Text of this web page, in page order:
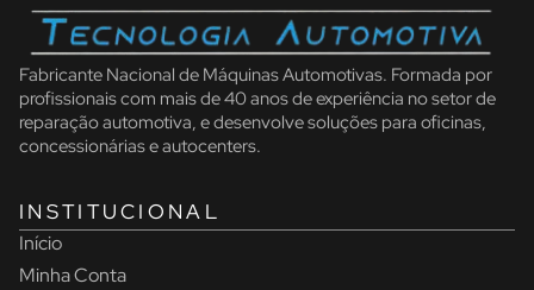
Fabricante Nacional de Máquinas Automotivas. Formada por
profissionais com mais de 40 anos de experiência no setor de
reparação automotiva, e desenvolve soluções para oficinas,
concessionárias e autocenters.
INSTITUCIONAL
Início
Minha Conta